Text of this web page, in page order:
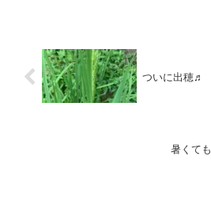
ついに出穂♬
暑くても